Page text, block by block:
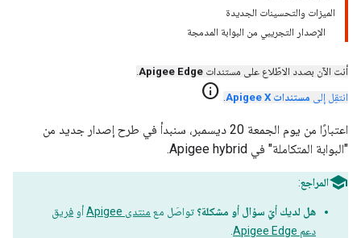
الميزات والتحسينات الجديدة
الإصدار التجريبي من البوابة المدمجة
أنت الآن بصدد الاطّلاع على مستندات Apigee Edge
.
انتقِل إلى مستندات Apigee X .
info
اعتبارًا من يوم الجمعة 20 ديسمبر، سنبدأ في طرح إصدار جديد من
"البوابة المتكاملة" في Apigee hybrid.
المراجع:
هل لديك أيّ سؤال أو مشكلة؟ تواصَل مع منتدى Apigee أو فريق
دعم Apigee Edge